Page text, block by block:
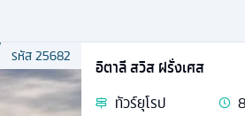
รหัส25682
อิตาลี สวิส ฝรั่งเศส
ทัวร์ยุโรป 8